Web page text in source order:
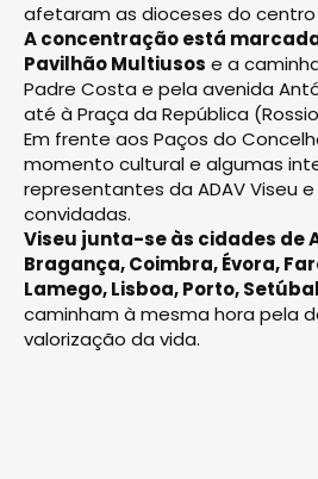
afetaram as dioceses do centro
A concentração está
Pavilhão Multiusos e a
Padre Costa e pela avenida
até à Praça da República
Em frente aos Paços do
momento cultural e algumas
representantes da ADAV Viseu
convidadas.
Viseu junta-se às cidades de
Bragança, Coimbra, Évora,
Lamego, Lisboa, Porto,
caminham à mesma hora pela
valorização da vida.